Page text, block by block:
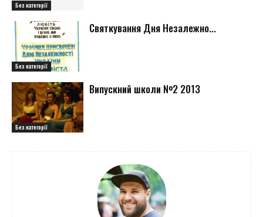
Без категорії
Без категорії
Святкування Дня Незалежно...
Без категорії
Випускний школи №2 2013